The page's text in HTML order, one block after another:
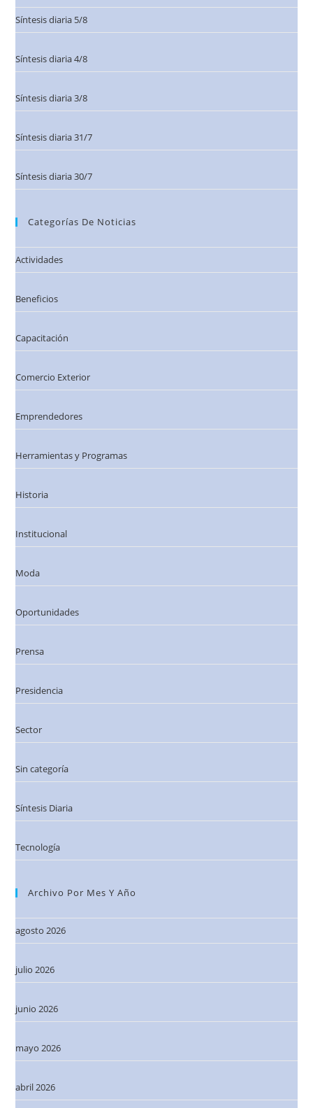
Síntesis diaria 5/8
Síntesis diaria 4/8
Síntesis diaria 3/8
Síntesis diaria 31/7
Síntesis diaria 30/7
Categorías De Noticias
Actividades
Beneficios
Capacitación
Comercio Exterior
Emprendedores
Herramientas y Programas
Historia
Institucional
Moda
Oportunidades
Prensa
Presidencia
Sector
Sin categoría
Síntesis Diaria
Tecnología
Archivo Por Mes Y Año
agosto 2026
julio 2026
junio 2026
mayo 2026
abril 2026